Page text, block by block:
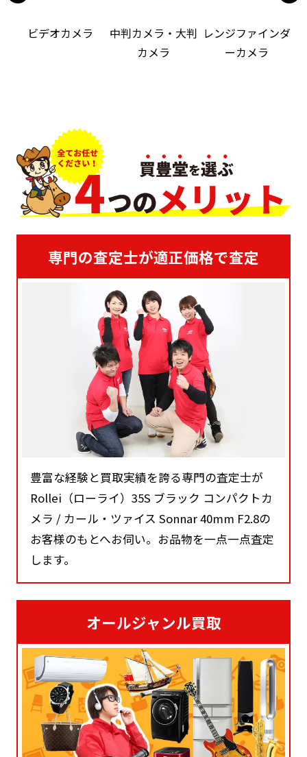
ビデオカメラ
中判カメラ・大判
カメラ
レンジファインダ
ーカメラ
専門の査定士が適正価格で査定
豊富な経験と買取実績を誇る専門の査定士が
Rollei（ローライ）35S ブラック コンパクトカ
メラ / カール・ツァイス Sonnar 40mm F2.8の
お客様のもとへお伺い。お品物を一点一点査定
します。
オールジャンル買取